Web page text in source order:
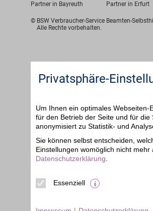
Partner in Bayreuth
Partner in Erfurt
© BSW Verbraucher-Service Beamten-
Alle Rechte vorbehalten.
Privatsphäre-
Um Ihnen ein optimales
für den Betrieb der Seite und für
anonymisiert zu Statistik- und
Sie können selbst entscheiden,
Einstellungen womöglich nicht
Datenschutzerklärung
Essenziell